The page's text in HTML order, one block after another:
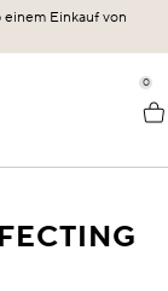
einem Einkauf von
0